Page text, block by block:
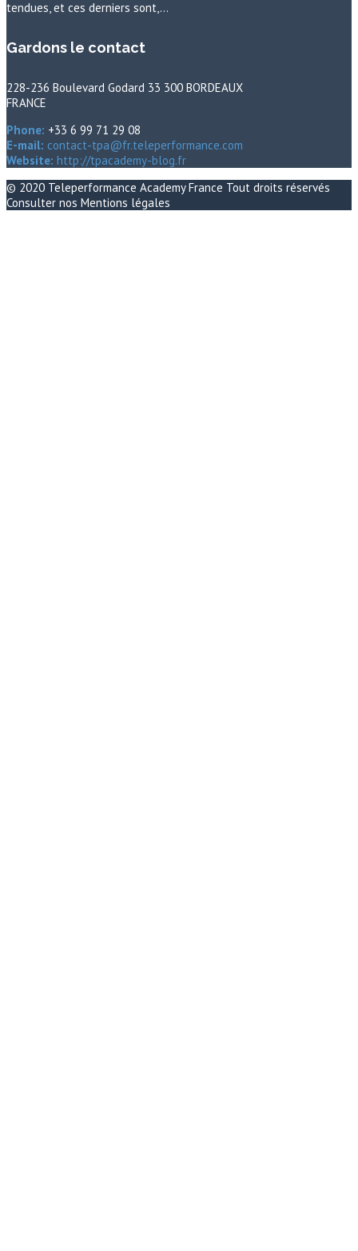
tendues, et ces derniers sont,…
Gardons le contact
228-236 Boulevard Godard 33 300 BORDEAUX
FRANCE
Phone: +33 6 99 71 29 08
E-mail: contact-tpa@fr.teleperformance.com
Website: http://tpacademy-blog.fr
© 2020 Teleperformance Academy France Tout droits réservés
Consulter nos Mentions légales